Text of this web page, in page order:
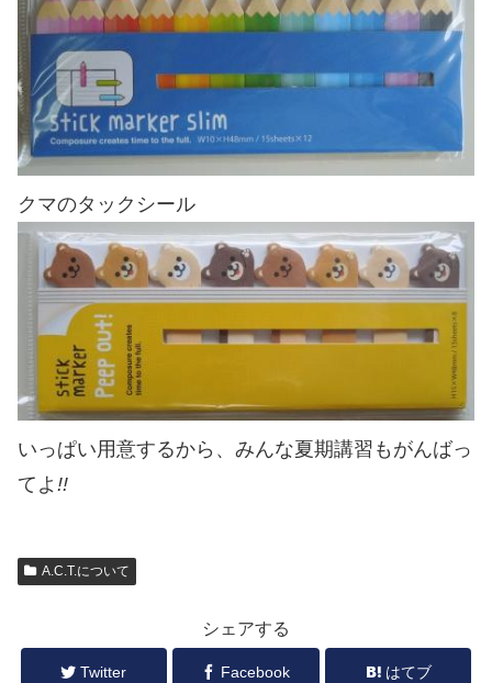
クマのタックシール
いっぱい用意するから、みんな夏期講習もがんばっ
てよ !!
A.C.T.について
シェアする
Twitter Facebook はてブ